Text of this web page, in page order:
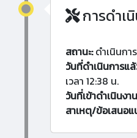
การดำเ
สถานะ:ดำเนินกา
วันที่ดำเนินการแล้
เวลา 12:38 น.
วันที่เข้าดำเนินงา
สาเหตุ/ข้อเสนอแ